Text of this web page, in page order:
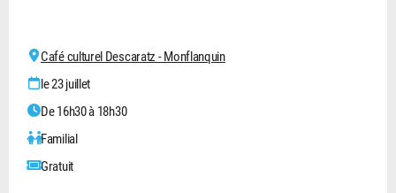
Café culturel Descaratz - Monflanquin
le 23 juillet
De 16h30 à 18h30
Familial
Gratuit